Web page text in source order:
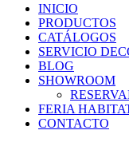
INICIO
PRODUCTOS
CATÁLOGOS
SERVICIO
BLOG
SHOWROOM
FERIA
CONTACTO